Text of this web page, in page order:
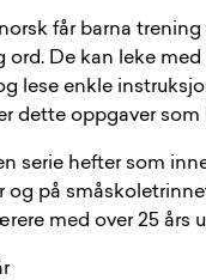
får barna
ord. De kan leke
lese enkle
dette oppgaver
serie hefter som
og på
med over 25 års